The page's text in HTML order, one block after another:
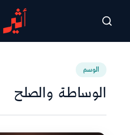
تخطى للمحتوى الرئيسي
الوسم
الوساطة والصلح